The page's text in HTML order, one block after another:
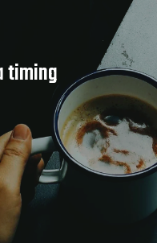
timing